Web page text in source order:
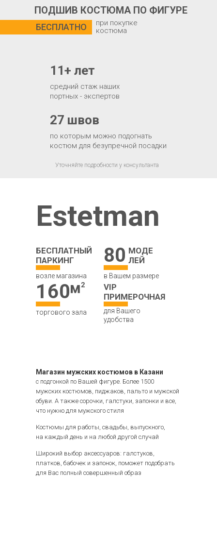
ПОДШИВ КОСТЮМА ПО ФИГУРЕ
БЕСПЛАТНО
по которым можно подогнать
костюм для безупречной посадки
27 швов
средний стаж наших
портных - экспертов
11+ лет
при покупке
костюма
Уточняйте подробности у консультанта
с подгонкой по Вашей фигуре. Более 1500
мужских костюмов, пиджаков, пальто и мужской
обуви. А также сорочки, галстуки, запонки и все,
что нужно для мужского стиля
Костюмы для работы, свадьбы, выпускного,
на каждый день и на любой другой случай
Широкий выбор аксессуаров: галстуков,
платков, бабочек и запонок, поможет подобрать
для Вас полный совершенный образ
Estetman
БЕСПЛАТНЫЙ
ПАРКИНГ
возле магазина
80 МОДЕ
ЛЕЙ
в Вашем размере
160
торгового зала
VIP
ПРИМЕРОЧНАЯ
для Вашего
удобства
Магазин мужских костюмов в Казани